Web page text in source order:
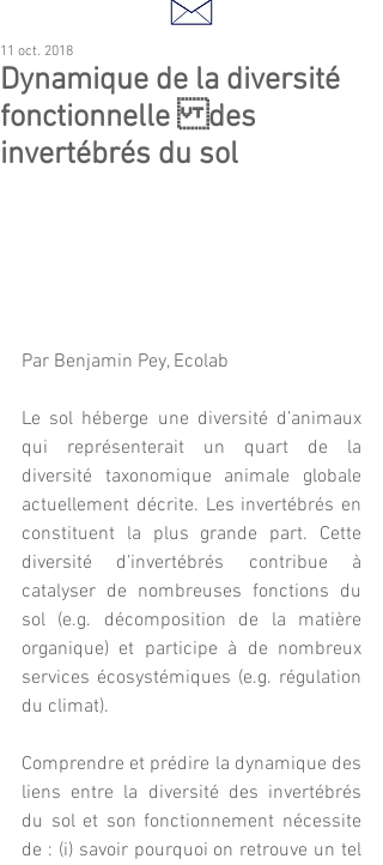
Dynamique de la diversité
fonctionnelle des
invertébrés du sol
11 oct. 2018
Par Benjamin Pey, Ecolab
Le sol héberge une diversité d’animaux
qui représenterait un quart de la
diversité taxonomique animale globale
actuellement décrite. Les invertébrés en
constituent la plus grande part. Cette
diversité d’invertébrés contribue à
catalyser de nombreuses fonctions du
sol (e.g. décomposition de la matière
organique) et participe à de nombreux
services écosystémiques (e.g. régulation
du climat).
Comprendre et prédire la dynamique des
liens entre la diversité des invertébrés
du sol et son fonctionnement nécessite
de : (i) savoir pourquoi on retrouve un tel